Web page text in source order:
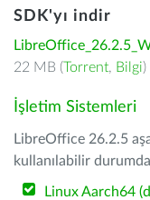
SDK'yı indir
22 MB (Torrent, Bilgi)
İşletim Sistemleri
LibreOffice 26.2.5
kullanılabilir
Linux Aarch64